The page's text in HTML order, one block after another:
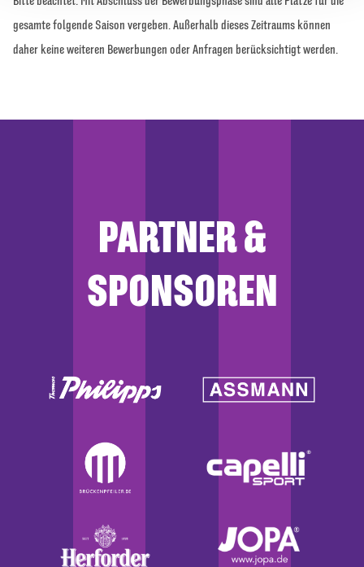
gesamte folgende Saison vergeben. Außerhalb dieses Zeitraums können
daher keine weiteren Bewerbungen oder Anfragen berücksichtigt werden.
PARTNER &
SPONSOREN